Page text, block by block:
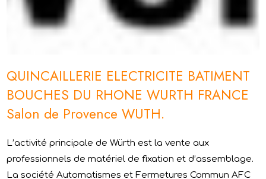
QUINCAILLERIE ELECTRICITE BATIMENT
BOUCHES DU RHONE WURTH FRANCE
Salon de Provence WUTH.
L’activité principale de Würth est la vente aux
professionnels de matériel de fixation et d’assemblage.
La société Automatismes et Fermetures Commun AFC